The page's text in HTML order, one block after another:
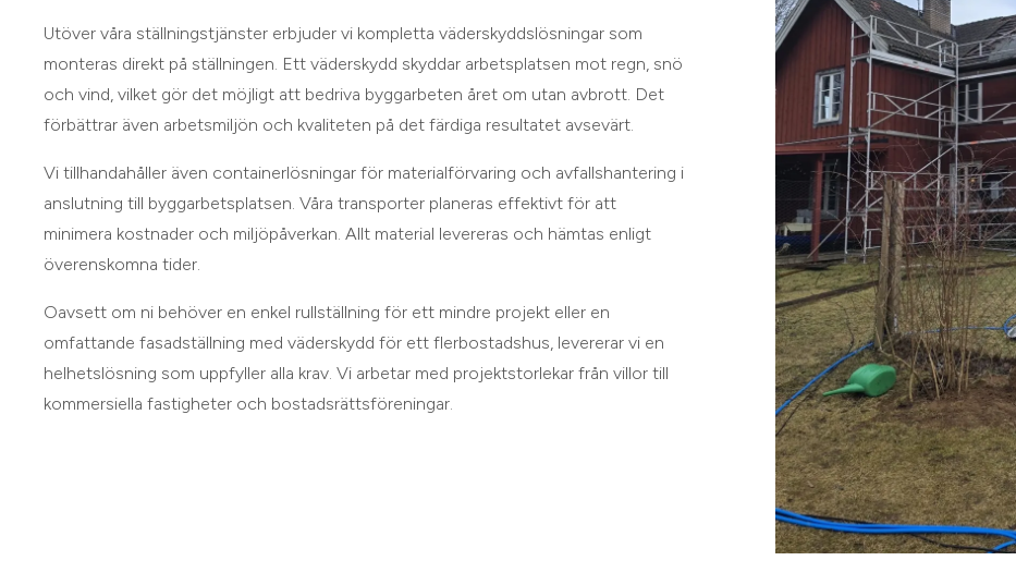
Utöver våra ställningstjänster erbjuder vi kompletta väderskyddslösningar som
monteras direkt på ställningen. Ett väderskydd skyddar arbetsplatsen mot regn, snö
och vind, vilket gör det möjligt att bedriva byggarbeten året om utan avbrott. Det
förbättrar även arbetsmiljön och kvaliteten på det färdiga resultatet avsevärt.
Vi tillhandahåller även containerlösningar för materialförvaring och avfallshantering i
anslutning till byggarbetsplatsen. Våra transporter planeras effektivt för att
minimera kostnader och miljöpåverkan. Allt material levereras och hämtas enligt
överenskomna tider.
Oavsett om ni behöver en enkel rullställning för ett mindre projekt eller en
omfattande fasadställning med väderskydd för ett flerbostadshus, levererar vi en
helhetslösning som uppfyller alla krav. Vi arbetar med projektstorlekar från villor till
kommersiella fastigheter och bostadsrättsföreningar.